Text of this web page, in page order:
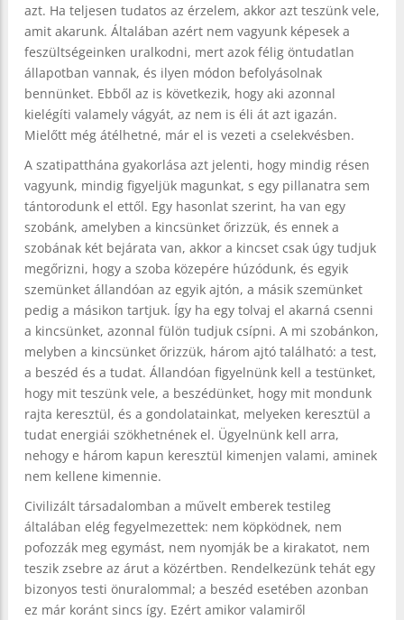
azt. Ha teljesen tudatos az érzelem, akkor azt teszünk vele,
amit akarunk. Általában azért nem vagyunk képesek a
feszültségeinken uralkodni, mert azok félig öntudatlan
állapotban vannak, és ilyen módon befolyásolnak
bennünket. Ebből az is következik, hogy aki azonnal
kielégíti valamely vágyát, az nem is éli át azt igazán.
Mielőtt még átélhetné, már el is vezeti a cselekvésben.
A szatipatthána gyakorlása azt jelenti, hogy mindig résen
vagyunk, mindig figyeljük magunkat, s egy pillanatra sem
tántorodunk el ettől. Egy hasonlat szerint, ha van egy
szobánk, amelyben a kincsünket őrizzük, és ennek a
szobának két bejárata van, akkor a kincset csak úgy tudjuk
megőrizni, hogy a szoba közepére húzódunk, és egyik
szemünket állandóan az egyik ajtón, a másik szemünket
pedig a másikon tartjuk. Így ha egy tolvaj el akarná csenni
a kincsünket, azonnal fülön tudjuk csípni. A mi szobánkon,
melyben a kincsünket őrizzük, három ajtó található: a test,
a beszéd és a tudat. Állandóan figyelnünk kell a testünket,
hogy mit teszünk vele, a beszédünket, hogy mit mondunk
rajta keresztül, és a gondolatainkat, melyeken keresztül a
tudat energiái szökhetnének el. Ügyelnünk kell arra,
nehogy e három kapun keresztül kimenjen valami, aminek
nem kellene kimennie.
Civilizált társadalomban a művelt emberek testileg
általában elég fegyelmezettek: nem köpködnek, nem
pofozzák meg egymást, nem nyomják be a kirakatot, nem
teszik zsebre az árut a közértben. Rendelkezünk tehát egy
bizonyos testi önuralommal; a beszéd esetében azonban
ez már koránt sincs így. Ezért amikor valamiről